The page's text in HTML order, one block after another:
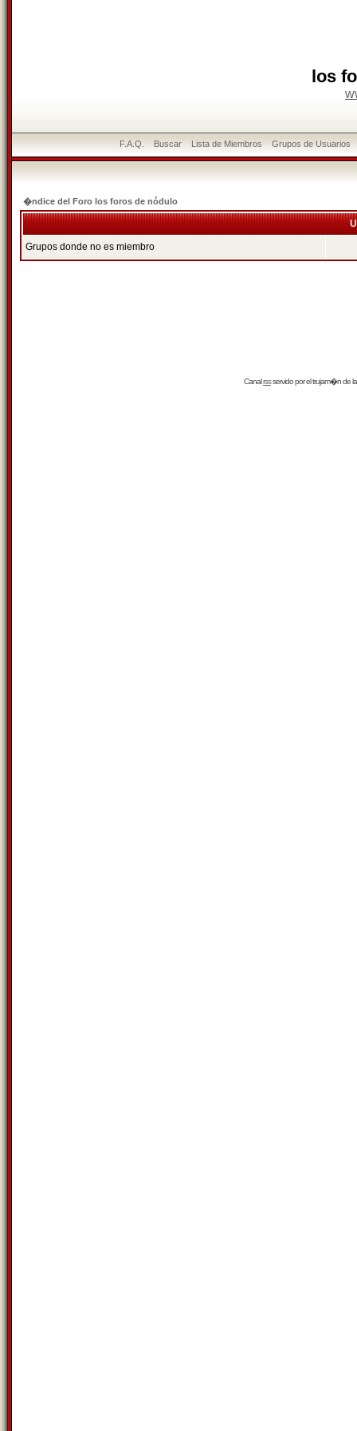
los
F.A.Q. Buscar Lista de Miembros Grupos de Usuarios
�ndice del Foro los foros de nódulo
Grupos donde no es miembro
Canalrssservido por eltrujam�nde